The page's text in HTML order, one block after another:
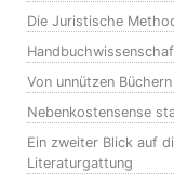
Die Juristische
Von unnützen Büchern
Nebenkostensense
Ein zweiter Blick auf
Literaturgattung